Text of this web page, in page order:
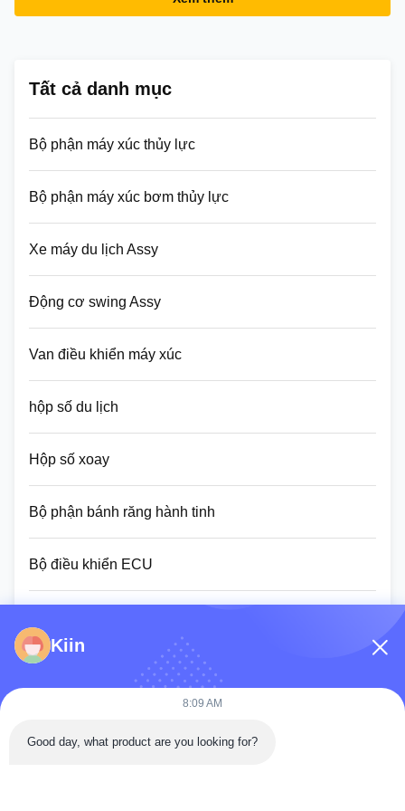
Tất cả danh mục
Bộ phận máy xúc thủy lực
Bộ phận máy xúc bơm thủy lực
Xe máy du lịch Assy
Động cơ swing Assy
Van điều khiển máy xúc
hộp số du lịch
Hộp số xoay
Bộ phận bánh răng hành tinh
Bộ điều khiển ECU
Assy xi lanh thủy lực
Kiin
8:09 AM
Good day, what product are you looking for?